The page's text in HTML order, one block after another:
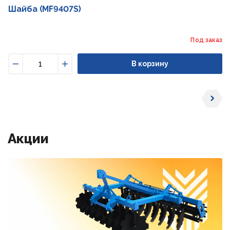
Шайба (MF9407S)
Под заказ
Увеличить
В корзину
Акции